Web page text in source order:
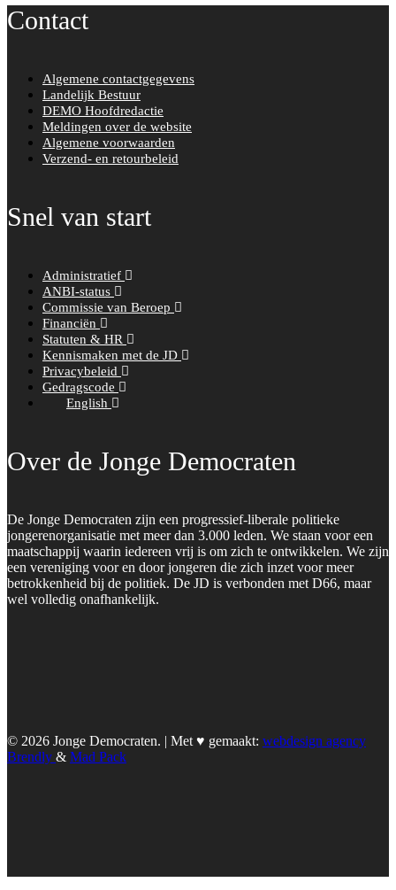
Contact
Algemene contactgegevens
Landelijk Bestuur
DEMO Hoofdredactie
Meldingen over de website
Algemene voorwaarden
Verzend- en retourbeleid
Snel van start
Administratief
ANBI-status
Commissie van Beroep
Financiën
Statuten & HR
Kennismaken met de JD
Privacybeleid
Gedragscode
English
Over de Jonge Democraten
De Jonge Democraten zijn een progressief-liberale politieke
jongerenorganisatie met meer dan 3.000 leden. We staan voor een
maatschappij waarin iedereen vrij is om zich te ontwikkelen. We zijn
een vereniging voor en door jongeren die zich inzet voor meer
betrokkenheid bij de politiek. De JD is verbonden met D66, maar
wel volledig onafhankelijk.
© 2026 Jonge Democraten. | Met ♥︎ gemaakt: webdesign agency
Brendly & Mad Pack